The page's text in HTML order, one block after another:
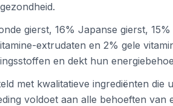
gierst, 16% Japanse gierst,
extrudaten en 2% gele
en dekt hun
met kwalitatieve ingrediënten
voldoet aan alle behoeften